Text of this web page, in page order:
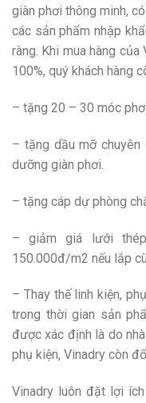
giàn phơi thông minh,
các sản phẩm nhập
ràng. Khi mua hàng
100%, quý khách hàng
– tặng 20 – 30 móc
– tặng dầu mỡ
dưỡng giàn phơi.
– tặng cáp dự phòng
– giảm giá lưới
150.000đ/m2 nếu lắp
– Thay thế linh kiện,
trong thời gian sản
được xác định là do
phụ kiện, Vinadry còn
Vinadry luôn đặt lợi